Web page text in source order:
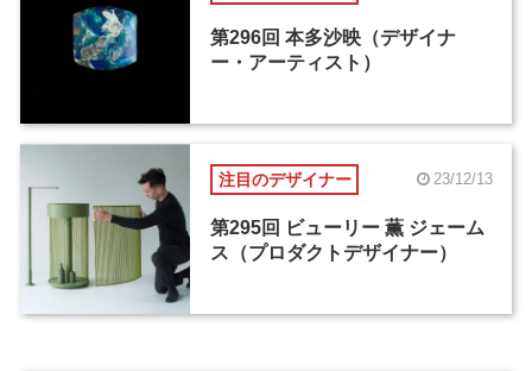
第296回 本多沙映（デザイナ
ー・アーティスト）
注目のデザイナー 23/12/13
第295回 ビューリー 薫 ジェーム
ス（プロダクトデザイナー）